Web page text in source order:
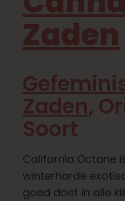
Leer
Over
Zaden
Zaden,
Soort
California Octane
winterharde
goed doet in alle